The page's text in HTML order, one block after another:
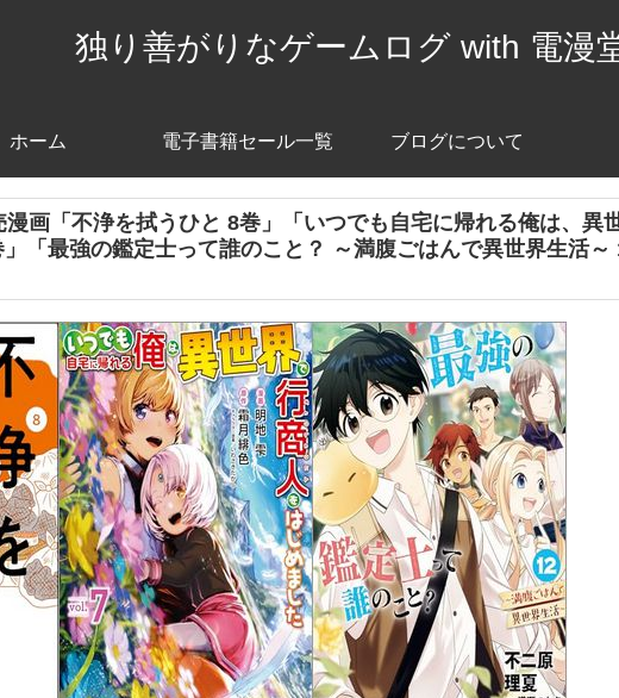
独り善がりなゲームログ with 電漫
ホーム 電子書籍セール一覧 ブログについて
画「不浄を拭うひと 8巻」「いつでも自宅に帰れる俺は、異
「最強の鑑定士って誰のこと？ ～満腹ごはんで異世界生活～